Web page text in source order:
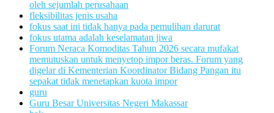
oleh sejumlah perusahaan
fleksibilitas jenis usaha
fokus saat ini tidak hanya pada pemulihan darurat
fokus utama adalah keselamatan jiwa
Forum Neraca Komoditas Tahun 2026 secara mufakat
memutuskan untuk menyetop impor beras. Forum yang
digelar di Kementerian Koordinator Bidang Pangan itu
sepakat tidak menetapkan kuota impor
guru
Guru Besar Universitas Negeri Makassar